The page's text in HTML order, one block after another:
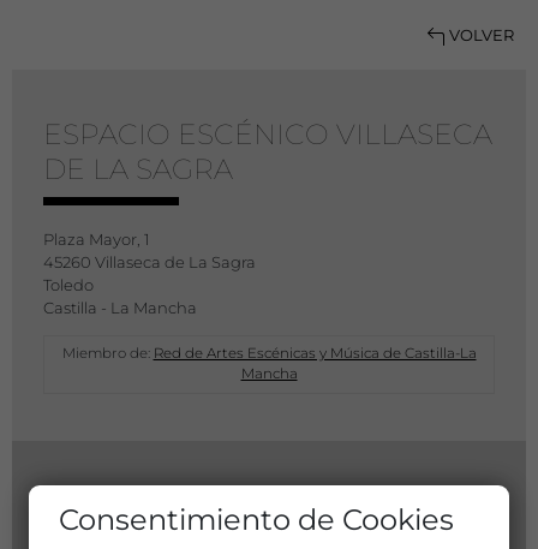
VOLVER
ESPACIO ESCÉNICO VILLASECA
DE LA SAGRA
Plaza Mayor, 1
45260 Villaseca de La Sagra
Toledo
Castilla - La Mancha
Miembro de: Red de Artes Escénicas y Música de Castilla-La
Mancha
Consentimiento de Cookies